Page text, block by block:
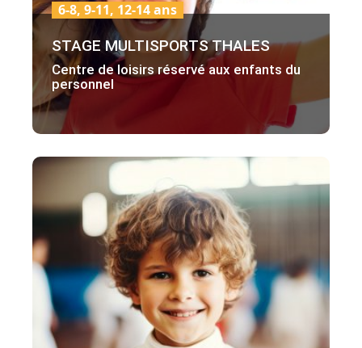
STAGE MULTISPORTS THALES
Centre de loisirs réservé aux enfants du
personnel
6-8, 9-11, 12-14 ans